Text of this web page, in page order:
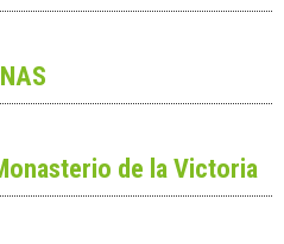
de la Victoria